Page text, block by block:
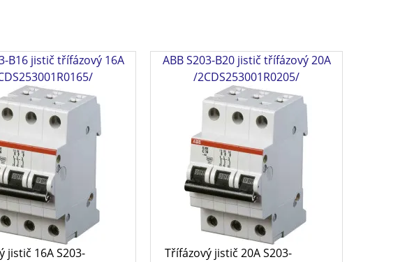
B16 jistič třífázový 16A
jistič 16A S203-
ABB S203-B20 jistič třífázový 20A
/2CDS253001R0205/
Třífázový jistič 20A S203-